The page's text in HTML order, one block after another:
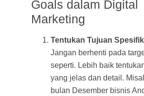
Goals dalam Digital
Marketing
Tentukan Tujuan Spesifik
Jangan berhenti pada
seperti. Lebih baik
yang jelas dan detail.
bulan Desember bisnis